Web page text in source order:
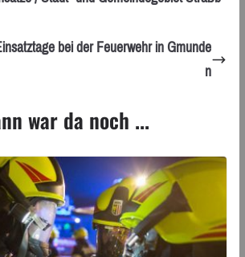
bei der Feuerwehr in Gmunde
n
war da noch ...